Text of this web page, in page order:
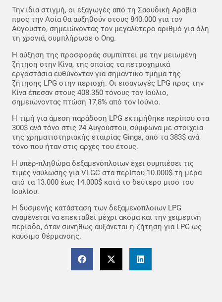
Την ίδια στιγμή, οι εξαγωγές από τη Σαουδική Αραβία
προς την Ασία θα αυξηθούν στους 840.000 για τον
Αύγουστο, σημειώνοντας τον μεγαλύτερο αριθμό για όλη
τη χρονιά, συμπλήρωσε ο Ong.
H αύξηση της προσφοράς συμπίπτει με την μειωμένη
ζήτηση στην Κίνα, της οποίας τα πετροχημικά
εργοστάσια ευθύνονταν για σημαντικό τμήμα της
ζήτησης LPG στην περιοχή. Οι εισαγωγές LPG προς την
Κίνα έπεσαν στους 408.350 τόνους τον Ιούλιο,
σημειώνοντας πτώση 17,8% από τον Ιούνιο.
Η τιμή για άμεση παράδοση LPG εκτιμήθηκε περίπου στα
300$ ανά τόνο στις 24 Αυγούστου, σύμφωνα με στοιχεία
της χρηματιστηριακής εταιρίας Ginga, από τα 383$ ανά
τόνο που ήταν στις αρχές του έτους.
Η υπέρ-πληθώρα δεξαμενόπλοιων έχει συμπιέσει τις
τιμές ναύλωσης για VLGC στα περίπου 10.000$ τη μέρα
από τα 13.000 έως 14.000$ κατά το δεύτερο μισό του
Ιουλίου.
Η δυσμενής κατάσταση των δεξαμενόπλοιων LPG
αναμένεται να επεκταθεί μέχρι ακόμα και την χειμερινή
περίοδο, όταν συνήθως αυξάνεται η ζήτηση για LPG ως
καύσιμο θέρμανσης.